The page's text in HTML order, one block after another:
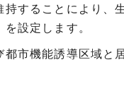
することにより、
設定します。
市機能誘導区域と